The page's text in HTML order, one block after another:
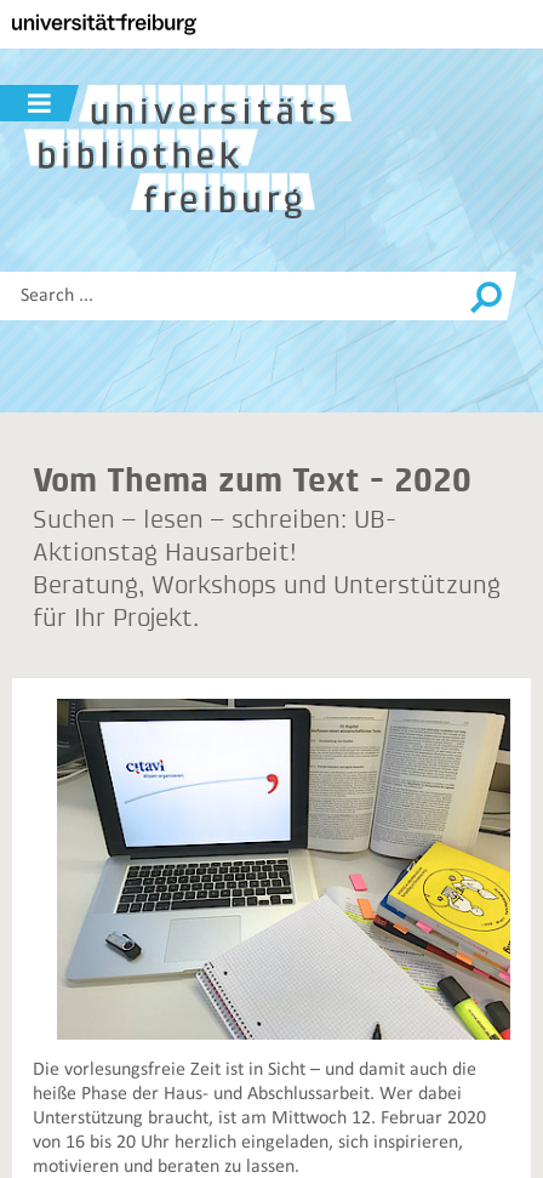
Navigation
Main
Search
Show/hide
navigation
this
Vom Thema zum Text - 2020
Suchen – lesen – schreiben: UB-
Aktionstag Hausarbeit!
Beratung, Workshops und Unterstützung
für Ihr Projekt.
Die vorlesungsfreie Zeit ist in Sicht – und damit auch die
heiße Phase der Haus- und Abschlussarbeit. Wer dabei
Unterstützung braucht, ist am Mittwoch 12. Februar 2020
von 16 bis 20 Uhr herzlich eingeladen, sich inspirieren,
motivieren und beraten zu lassen.